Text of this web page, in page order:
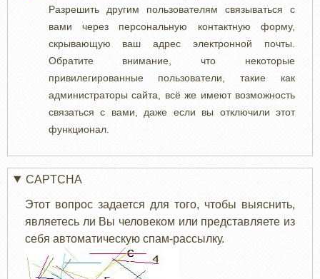
Разрешить другим пользователям связываться с
вами через персональную контактную форму,
скрывающую ваш адрес электронной почты.
Обратите внимание, что некоторые
привилегированные пользователи, такие как
администраторы сайта, всё же имеют возможность
связаться с вами, даже если вы отключили этот
функционал.
CAPTCHA
Этот вопрос задается для того, чтобы выяснить,
являетесь ли Вы человеком или представляете из
себя автоматическую спам-рассылку.